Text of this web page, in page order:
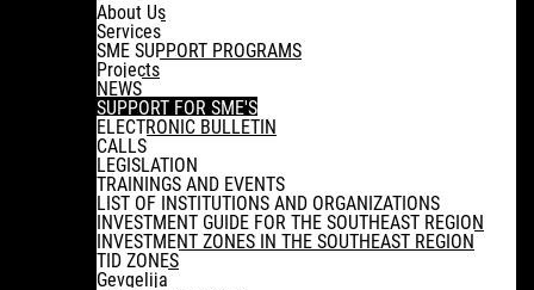
About Us
Services
SME SUPPORT PROGRAMS
Projects
NEWS
SUPPORT FOR SME'S
ELECTRONIC BULLETIN
CALLS
LEGISLATION
TRAININGS AND EVENTS
LIST OF INSTITUTIONS AND ORGANIZATIONS
INVESTMENT GUIDE FOR THE SOUTHEAST REGION
INVESTMENT ZONES IN THE SOUTHEAST REGION
TID ZONES
Gevgelija